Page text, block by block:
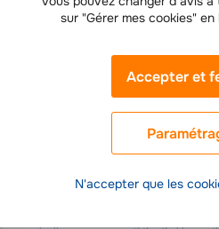
sur "Gérer mes cookies"
Accepter et
N'accepter que les
intérêts vous seront proposées lors
sites web.
avez consenti aux cookies de
pouvez recevoir des publicités et des
de Groupama dans les pages de
sites partenaires de Google
réseau display de Google). Vous
retirer votre accord concernant les
Pour obtenir des renseignements